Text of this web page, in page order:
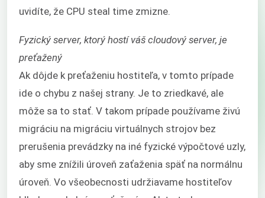
uvidíte, že CPU steal time zmizne.
Fyzický server, ktorý hostí váš cloudový server, je
preťažený
Ak dôjde k preťaženiu hostiteľa, v tomto prípade
ide o chybu z našej strany. Je to zriedkavé, ale
môže sa to stať. V takom prípade používame živú
migráciu na migráciu virtuálnych strojov bez
prerušenia prevádzky na iné fyzické výpočtové uzly,
aby sme znížili úroveň zaťaženia späť na normálnu
úroveň. Vo všeobecnosti udržiavame hostiteľov